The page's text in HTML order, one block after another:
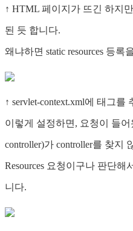
↑ HTML 페이지가 뜨긴 하지
된 듯 합니다.
왜냐하면 static resources 등
↑ servlet-context.xml에 태그를
이렇게 설정하면, 요청이 들어
controller)가 controller를 찾지
Resources 요청이구나 판단
니다.